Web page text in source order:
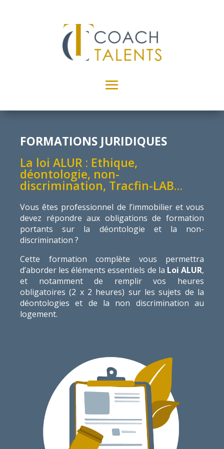
FORMATIONS JURIDIQUES
La loi ALUR : Ethique,
déontologie, non-
discrimination, Tracfin-LAB…
Vous êtes professionnel de l’immobilier et vous
devez répondre aux obligations de formation
portants sur la déontologie et la non-
discrimination ?
Cette formation complète vous permettra
d’aborder les éléments essentiels de la Loi ALUR,
et notamment de remplir vos heures
obligatoires (2 x 2 heures) sur les sujets de la
déontologies et de la non discrimination au
logement.